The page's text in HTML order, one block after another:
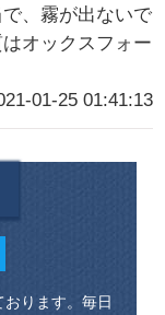
、霧が出ないで
オックスフォー
01-25 01:41:13
ります。毎日